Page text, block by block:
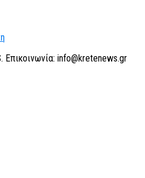
info@kretenews.gr